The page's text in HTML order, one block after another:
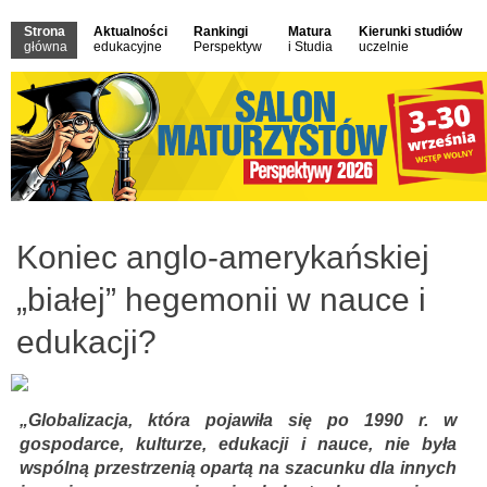
Strona
główna
Aktualności
edukacyjne
Rankingi
Perspektyw
Matura
i Studia
Kierunki studiów
uczelnie
Koniec anglo-amerykańskiej
„białej” hegemonii w nauce i
edukacji?
„Globalizacja, która pojawiła się po 1990 r. w
gospodarce, kulturze, edukacji i nauce, nie była
wspólną przestrzenią opartą na szacunku dla innych